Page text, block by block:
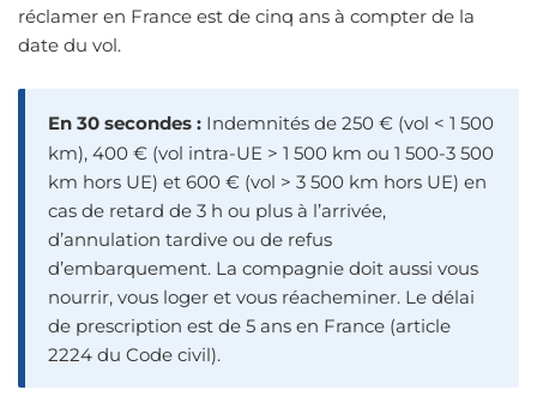
réclamer en France est de cinq ans à compter de la
date du vol.
En 30 secondes :Indemnités de 250 € (vol < 1 500
km), 400 € (vol intra-UE > 1 500 km ou 1 500-3 500
km hors UE) et 600 € (vol > 3 500 km hors UE) en
cas de retard de 3 h ou plus à l’arrivée,
d’annulation tardive ou de refus
d’embarquement. La compagnie doit aussi vous
nourrir, vous loger et vous réacheminer. Le délai
de prescription est de 5 ans en France (article
2224 du Code civil).